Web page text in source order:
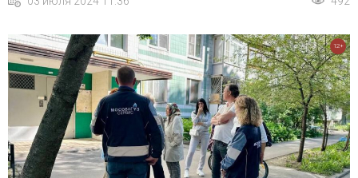
12+